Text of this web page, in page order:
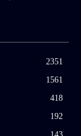
2351
1561
418
192